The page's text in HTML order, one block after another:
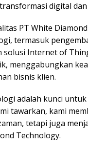
digital
PT White
termasuk
Internet of
menggabungkan
bisnis klien.
adalah kunci
tawarkan, kami
tetapi juga
Technology.